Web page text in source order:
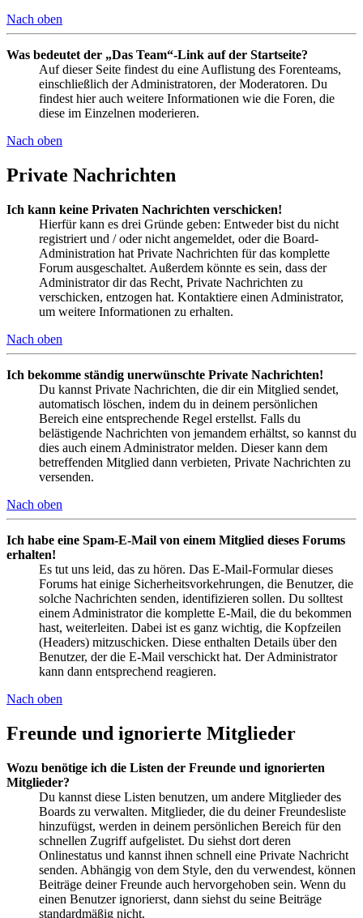
Nach oben
Was bedeutet der „Das Team“-Link auf der Startseite?
Auf dieser Seite findest du eine Auflistung des Forenteams,
einschließlich der Administratoren, der Moderatoren. Du
findest hier auch weitere Informationen wie die Foren, die
diese im Einzelnen moderieren.
Nach oben
Private Nachrichten
Ich kann keine Privaten Nachrichten verschicken!
Hierfür kann es drei Gründe geben: Entweder bist du nicht
registriert und / oder nicht angemeldet, oder die Board-
Administration hat Private Nachrichten für das komplette
Forum ausgeschaltet. Außerdem könnte es sein, dass der
Administrator dir das Recht, Private Nachrichten zu
verschicken, entzogen hat. Kontaktiere einen Administrator,
um weitere Informationen zu erhalten.
Nach oben
Ich bekomme ständig unerwünschte Private Nachrichten!
Du kannst Private Nachrichten, die dir ein Mitglied sendet,
automatisch löschen, indem du in deinem persönlichen
Bereich eine entsprechende Regel erstellst. Falls du
belästigende Nachrichten von jemandem erhältst, so kannst du
dies auch einem Administrator melden. Dieser kann dem
betreffenden Mitglied dann verbieten, Private Nachrichten zu
versenden.
Nach oben
Ich habe eine Spam-E-Mail von einem Mitglied dieses Forums
erhalten!
Es tut uns leid, das zu hören. Das E-Mail-Formular dieses
Forums hat einige Sicherheitsvorkehrungen, die Benutzer, die
solche Nachrichten senden, identifizieren sollen. Du solltest
einem Administrator die komplette E-Mail, die du bekommen
hast, weiterleiten. Dabei ist es ganz wichtig, die Kopfzeilen
(Headers) mitzuschicken. Diese enthalten Details über den
Benutzer, der die E-Mail verschickt hat. Der Administrator
kann dann entsprechend reagieren.
Nach oben
Freunde und ignorierte Mitglieder
Wozu benötige ich die Listen der Freunde und ignorierten
Mitglieder?
Du kannst diese Listen benutzen, um andere Mitglieder des
Boards zu verwalten. Mitglieder, die du deiner Freundesliste
hinzufügst, werden in deinem persönlichen Bereich für den
schnellen Zugriff aufgelistet. Du siehst dort deren
Onlinestatus und kannst ihnen schnell eine Private Nachricht
senden. Abhängig von dem Style, den du verwendest, können
Beiträge deiner Freunde auch hervorgehoben sein. Wenn du
einen Benutzer ignorierst, dann siehst du seine Beiträge
standardmäßig nicht.